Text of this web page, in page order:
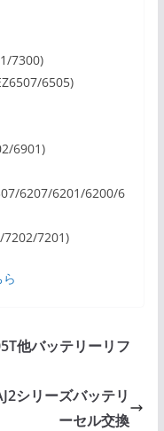
7300)
6505)
6901)
6207/6201/6200/6
7202/7201)
他バッテリーリフ
シリーズバッテリ
ーセル交換